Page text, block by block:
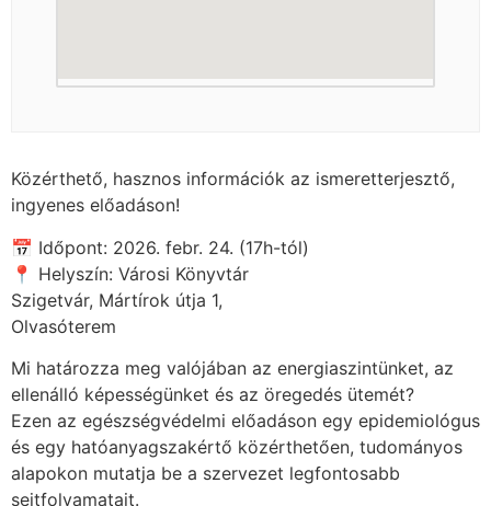
Közérthető, hasznos információk az ismeretterjesztő,
ingyenes előadáson!
📅 Időpont: 2026. febr. 24. (17h-tól)
📍 Helyszín: Városi Könyvtár
Szigetvár, Mártírok útja 1,
Olvasóterem
Mi határozza meg valójában az energiaszintünket, az
ellenálló képességünket és az öregedés ütemét?
Ezen az egészségvédelmi előadáson egy epidemiológus
és egy hatóanyagszakértő közérthetően, tudományos
alapokon mutatja be a szervezet legfontosabb
sejtfolyamatait.